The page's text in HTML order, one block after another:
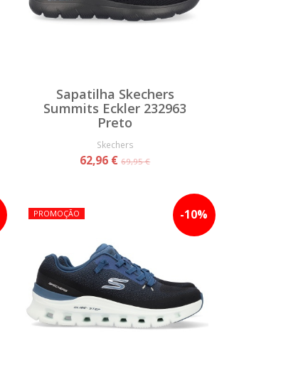
Sapatilha Skechers
Summits Eckler 232963
Preto
Skechers
62,96 €69,95 €
-10%
PROMOÇÃO